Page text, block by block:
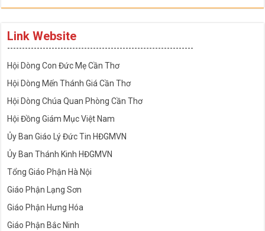
Link Website
---------------------------------------------------------------
Hội Dòng Con Đức Mẹ Cần Thơ
Hội Dòng Mến Thánh Giá Cần Thơ
Hội Dòng Chúa Quan Phòng Cần Thơ
Hội Đồng Giám Mục Việt Nam
Ủy Ban Giáo Lý Đức Tin HĐGMVN
Ủy Ban Thánh Kinh HĐGMVN
Tổng Giáo Phận Hà Nội
Giáo Phận Lạng Sơn
Giáo Phận Hưng Hóa
Giáo Phận Bắc Ninh